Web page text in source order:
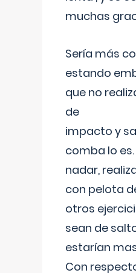
muchas
Sería más
estando
que no
de
impacto y
comba lo
nadar,
con pelota
otros
sean de
estarían
Con